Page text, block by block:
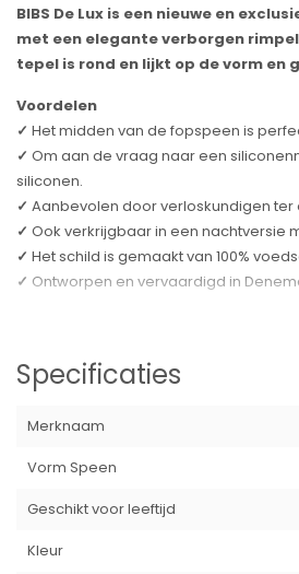
BIBS De Lux is een nieuwe en
met een elegante verborgen
tepel is rond en lijkt op de vorm
Voordelen
✓ Het midden van de fopspeen is
✓ Om aan de vraag naar een
siliconen.
✓ Aanbevolen door verloskundigen
✓ Ook verkrijgbaar in een nachtversie
✓ Het schild is gemaakt van 100%
✓ Ontworpen en vervaardigd in
✓De speen is verkrijgbaar in zowel
Ontworpen en vervaardigd in
We ontwikkelen onze producten met
Specificaties
Merknaam
Vorm Speen
Geschikt voor leeftijd
Kleur